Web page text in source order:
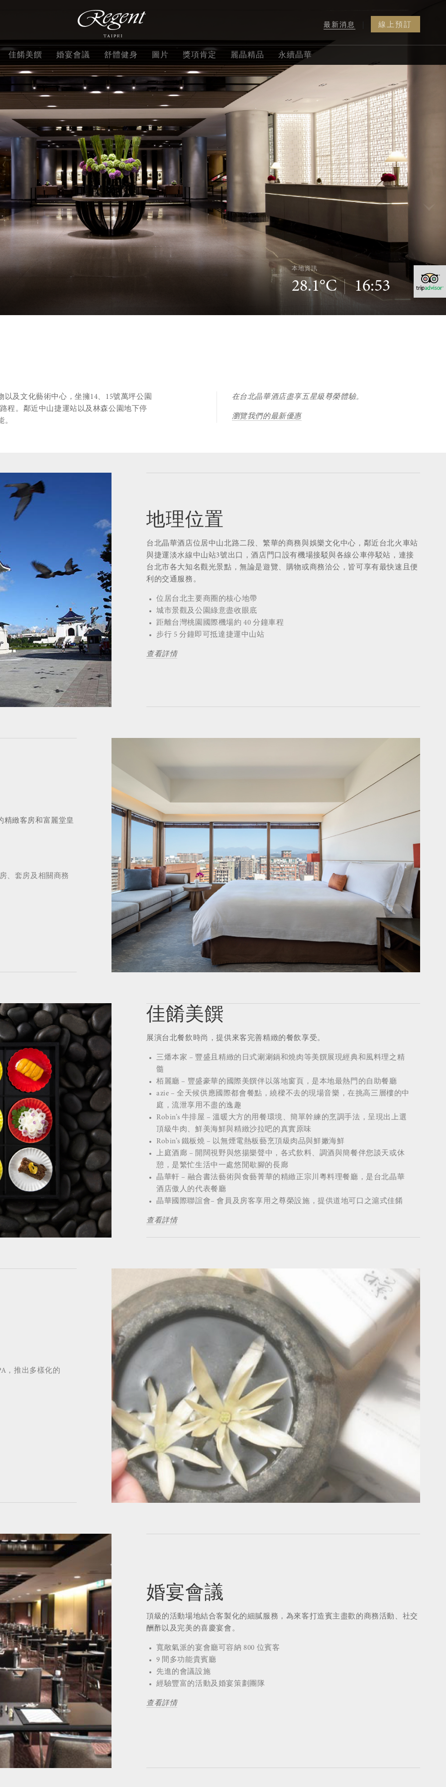
最新消息 線上預訂
酒店設施
觀光景點
麗晶學苑
YOURs Club
評價
聯絡我們
客房
精緻客房
豪華客房
雲天露臺客房
雲天露臺家庭房
套房
沐蘭套房
精緻套房
花園套房
總統套房
大班豪
華客房
佳餚美饌
三燔本家
azie
上庭酒廊
ROBIN'S 牛排屋
ROBIN'S 鐵板燒
晶華軒
蘭亭
館外餐飲
麗晶精品星級美饌
婚宴會議
看全部
會議活動
活動場地
晶華外燴
婚宴專案
謝師宴專案
2026尾牙春酒
特惠專案
舒體健身 圖片 獎項肯定 麗晶精品 永續晶華
線上預訂
成人 兒童
促銷方案代碼
修改或取消預訂或行程
線上訂位
線上旅展
晶華會
沐蘭 SPA
本地資訊
28.1°C 16:53
及文化藝術中心，坐擁14、15號萬坪公園
程。鄰近中山捷運站以及林森公園地下停
。
在台北晶華酒店盡享五星級尊榮體驗。
瀏覽我們的最新優惠
地理位置
台北晶華酒店位居中山北路二段、繁華的商務與娛樂文化中心，鄰近台北火車站
與捷運淡水線中山站3號出口，酒店門口設有機場接駁與各線公車停駁站，連接
台北市各大知名觀光景點，無論是遊覽、購物或商務洽公，皆可享有最快速且便
利的交通服務。
位居台北主要商圈的核心地帶
城市景觀及公園綠意盡收眼底
距離台灣桃園國際機場約 40 分鐘車程
步行 5 分鐘即可抵達捷運中山站
查看詳情
精緻客房和富麗堂皇
、套房及相關商務
佳餚美饌
展演台北餐飲時尚，提供來客完善精緻的餐飲享受。
三燔本家 – 豐盛且精緻的日式涮涮鍋和燒肉等美饌展現經典和風料理之精
髓
栢麗廳 – 豐盛豪華的國際美饌伴以落地窗頁，是本地最熱門的自助餐廳
azie – 全天候供應國際都會餐點，繞樑不去的現場音樂，在挑高三層樓的中
庭，流泄享用不盡的逸趣
Robin’s 牛排屋 – 溫暖大方的用餐環境、簡單幹練的烹調手法，呈現出上選
頂級牛肉、鮮美海鮮與精緻沙拉吧的真實原味
Robin’s 鐵板燒 – 以無煙電熱板藝烹頂級肉品與鮮嫩海鮮
上庭酒廊 – 開闊視野與悠揚樂聲中，各式飲料、調酒與簡餐伴您談天或休
憩，是繁忙生活中一處悠閒歇腳的長廊
晶華軒 – 融合書法藝術與食藝菁華的精緻正宗川粵料理餐廳，是台北晶華
酒店傲人的代表餐廳
晶華國際聯誼會– 會員及房客享用之尊榮設施，提供道地可口之滬式佳餚
查看詳情
，推出多樣化的
婚宴會議
頂級的活動場地結合客製化的細膩服務，為來客打造賓主盡歡的商務活動、社交
酬酢以及完美的喜慶宴會。
寬敞氣派的宴會廳可容納 800 位賓客
9 間多功能貴賓廳
先進的會議設施
經驗豐富的活動及婚宴策劃團隊
查看詳情